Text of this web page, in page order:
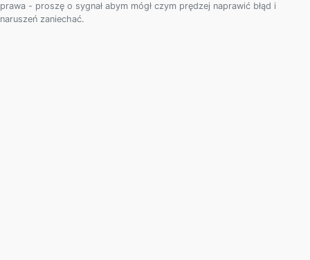
prawa - proszę o sygnał abym mógł czym prędzej naprawić błąd i
naruszeń zaniechać.